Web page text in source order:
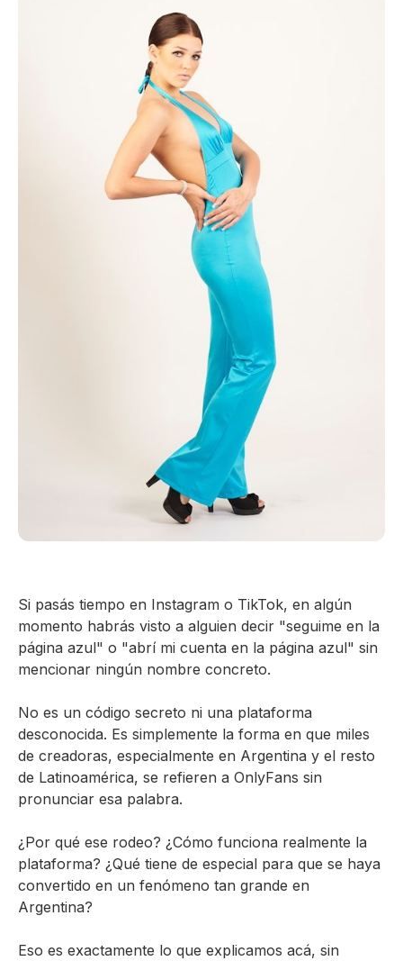
Si pasás tiempo en Instagram o TikTok, en algún
momento habrás visto a alguien decir "seguime en la
página azul" o "abrí mi cuenta en la página azul" sin
mencionar ningún nombre concreto.
No es un código secreto ni una plataforma
desconocida. Es simplemente la forma en que miles
de creadoras, especialmente en Argentina y el resto
de Latinoamérica, se refieren a OnlyFans sin
pronunciar esa palabra.
¿Por qué ese rodeo? ¿Cómo funciona realmente la
plataforma? ¿Qué tiene de especial para que se haya
convertido en un fenómeno tan grande en
Argentina?
Eso es exactamente lo que explicamos acá, sin